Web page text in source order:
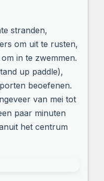
stranden,
om uit te rusten,
in te zwemmen.
up paddle),
beoefenen.
van mei tot
paar minuten
het centrum